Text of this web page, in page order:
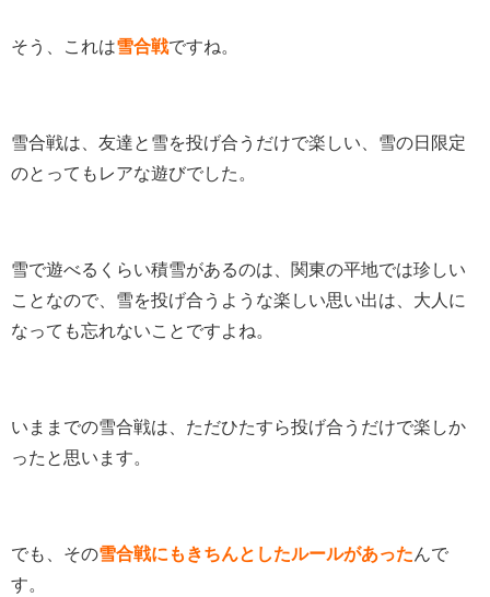
そう、これは雪合戦ですね。
雪合戦は、友達と雪を投げ合うだけで楽しい、雪の日限定
のとってもレアな遊びでした。
雪で遊べるくらい積雪があるのは、関東の平地では珍しい
ことなので、雪を投げ合うような楽しい思い出は、大人に
なっても忘れないことですよね。
いままでの雪合戦は、ただひたすら投げ合うだけで楽しか
ったと思います。
でも、その雪合戦にもきちんとしたルールがあったんで
す。